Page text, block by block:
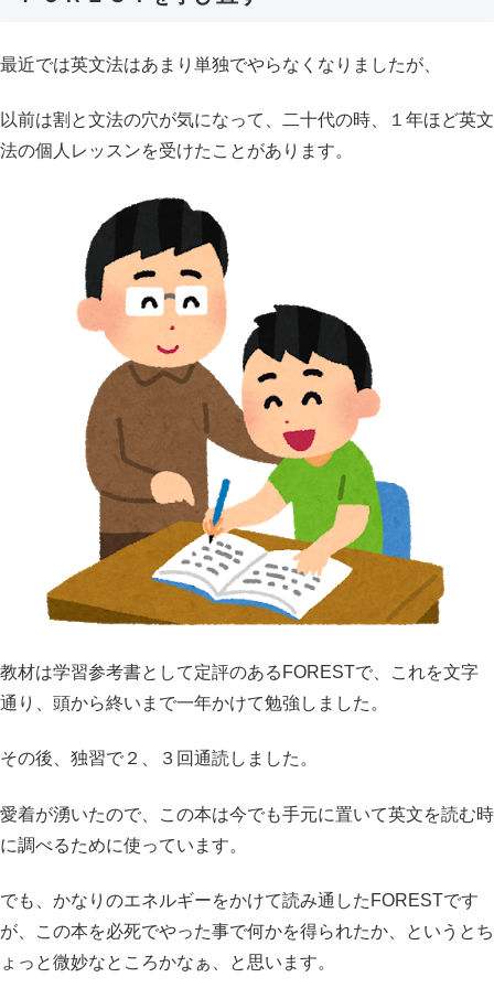
最近では英文法はあまり単独でやらなくなりましたが、
以前は割と文法の穴が気になって、二十代の時、１年ほど英文
法の個人レッスンを受けたことがあります。
教材は学習参考書として定評のあるFORESTで、これを文字
通り、頭から終いまで一年かけて勉強しました。
その後、独習で２、３回通読しました。
愛着が湧いたので、この本は今でも手元に置いて英文を読む時
に調べるために使っています。
でも、かなりのエネルギーをかけて読み通したFORESTです
が、この本を必死でやった事で何かを得られたか、というとち
ょっと微妙なところかなぁ、と思います。